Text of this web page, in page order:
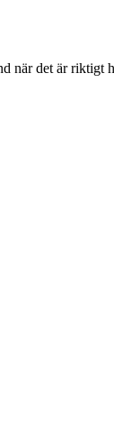
när det är riktigt